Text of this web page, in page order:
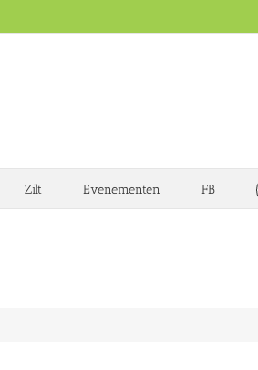
Zilt Evenementen FB